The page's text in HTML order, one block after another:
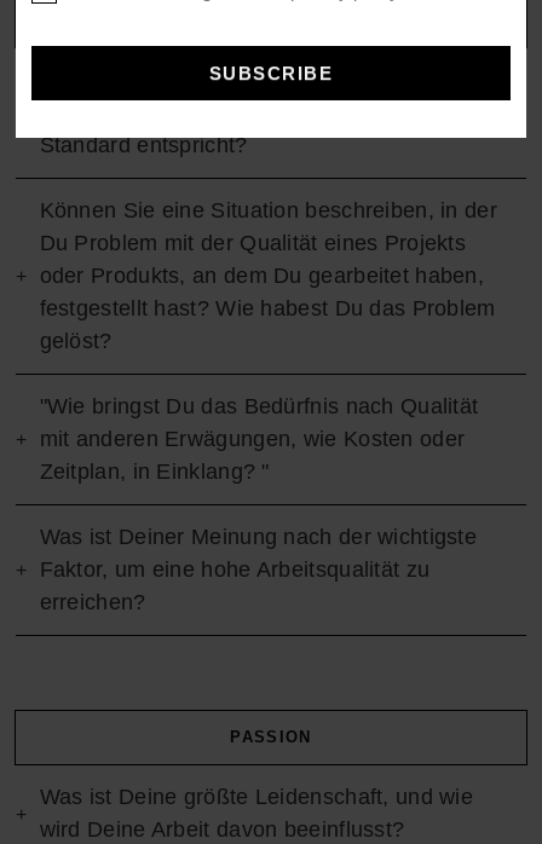
Was bedeutet "Qualität" für Dich und wie
Standard entspricht?
Können Sie eine Situation beschreiben, in der
Du Problem mit der Qualität eines Projekts
oder Produkts, an dem Du gearbeitet haben,
festgestellt hast? Wie habest Du das Problem
gelöst?
"Wie bringst Du das Bedürfnis nach Qualität
mit anderen Erwägungen, wie Kosten oder
Zeitplan, in Einklang? "
Was ist Deiner Meinung nach der wichtigste
Faktor, um eine hohe Arbeitsqualität zu
erreichen?
PASSION
Was ist Deine größte Leidenschaft, und wie
wird Deine Arbeit davon beeinflusst?